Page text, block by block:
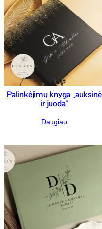
Palinkėjimų knyga „auksinė
ir juoda“
Daugiau